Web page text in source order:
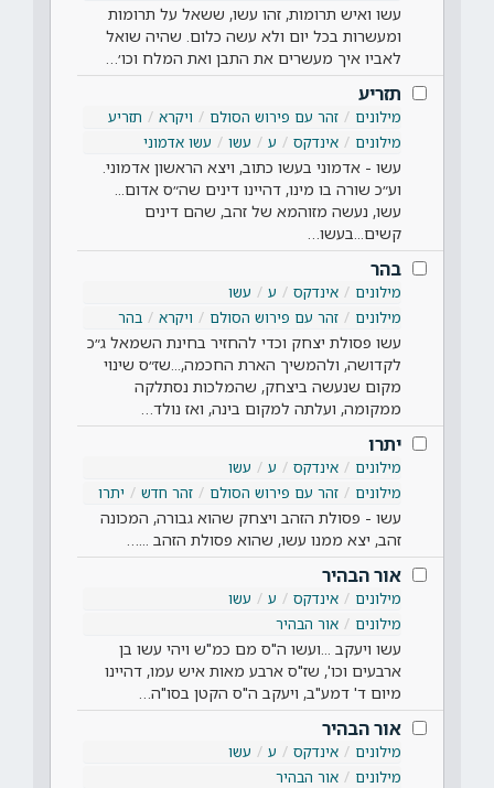
עשו ואיש תרומות, זהו עשו, ששאל על תרומות
ומעשרות בכל יום ולא עשה כלום. שהיה שואל
לאביו איך מעשרים את התבן ואת המלח וכו׳…
תזריע
מילונים זהר עם פירוש הסולם ויקרא
תזריע
מילונים
אינדקס ע עשו עשו אדמוני
עשו - אדמוני בעשו כתוב, ויצא הראשון אדמוני.
וע״כ שורה בו מינו, דהיינו דינים שה״ס אדום...
עשו, נעשה מזוהמא של זהב, שהם דינים
קשים...בעשו…
בהר
מילונים אינדקס ע
עשו
מילונים
זהר עם פירוש הסולם ויקרא בהר
עשו פסולת יצחק וכדי להחזיר בחינת השמאל ג״כ
לקדושה, ולהמשיך הארת החכמה,...שז״ס שינוי
מקום שנעשה ביצחק, שהמלכות נסתלקה
ממקומה, ועלתה למקום בינה, ואז נולד…
יתרו
מילונים אינדקס ע
עשו
מילונים
זהר עם פירוש הסולם זהר חדש יתרו
עשו - פסולת הזהב ויצחק שהוא גבורה, המכונה
זהב, יצא ממנו עשו, שהוא פסולת הזהב ...…
אור הבהיר
מילונים אינדקס ע
עשו
מילונים
אור הבהיר
עשו ויעקב ...ועשו ה"ס מם כמ"ש ויהי עשו בן
ארבעים וכו', שז"ס ארבע מאות איש עמו, דהיינו
מיום ד' דמע"ב, ויעקב ה"ס הקטן בסו"ה…
אור הבהיר
מילונים אינדקס ע
עשו
מילונים
אור הבהיר